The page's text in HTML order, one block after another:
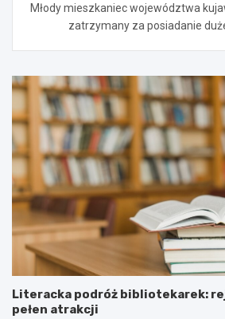
Młody mieszkaniec województwa
zatrzymany za posiadanie
Literacka podróż bibliotekarek:
pełen atrakcji